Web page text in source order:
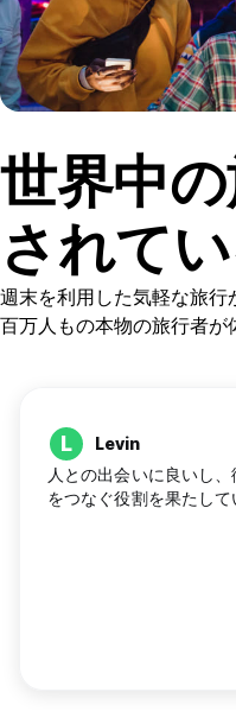
世界中
されて
週末を利用した気軽な旅
百万人もの本物の旅行者が
L
Levin
人との出会いに良いし、
をつなぐ役割を果たして